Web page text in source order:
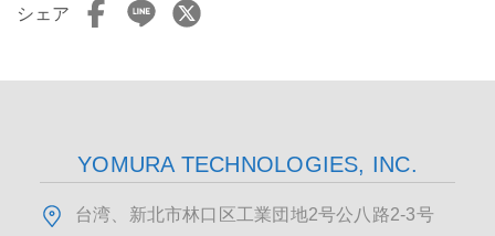
シェア
YOMURA TECHNOLOGIES, INC.
台湾、新北市林口区工業団地2号公八路2-3号